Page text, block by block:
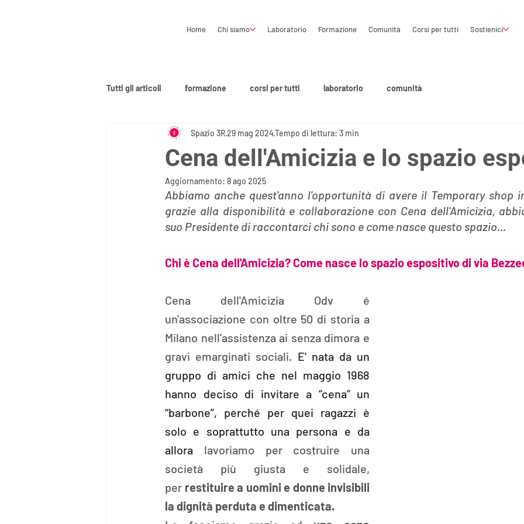
Home Chi siamo Laboratorio Formazione Comunità Corsi per tutti Sostienici
Tutti gli articoli formazione corsi per tutti laboratorio comunità
Cena dell'Amicizia e lo spazio
Spazio 3R29 mag 2024Tempo di lettura: 3 min
Aggiornamento: 8 ago 2025
Abbiamo anche quest'anno l'opportunità di avere il Temporary shop
grazie alla disponibilità e collaborazione con Cena dell'Amicizia,
suo Presidente di raccontarci chi sono e come nasce questo spazio...
Chi è Cena dell'Amicizia? Come nasce lo spazio espositivo di via
Cena dell'Amicizia Odv é
un'associazione con oltre 50 di storia a
Milano nell'assistenza ai senza dimora e
gravi emarginati sociali. E' nata da un
gruppo di amici che nel maggio 1968
hanno deciso di invitare a “cena” un
“barbone”, perché per quei ragazzi è
solo e soprattutto una persona e da
allora lavoriamo per costruire una
società più giusta e solidale,
per restituire a uomini e donne invisibili
la dignità perduta e dimenticata.